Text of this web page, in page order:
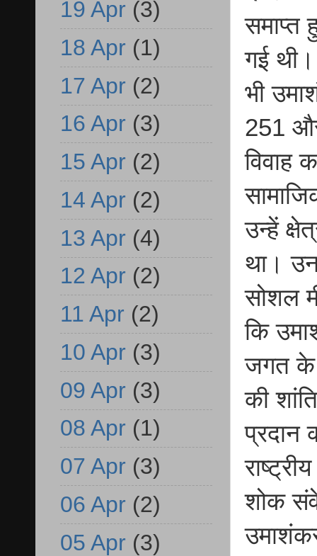
समाप्त
गई
भी
251
विवाह
उन्हें
था।
सोशल
कि
जगत के
की
प्रदान
शोक
19 Apr (3)
18 Apr (1)
17 Apr (2)
16 Apr (3)
15 Apr (2)
14 Apr (2)
13 Apr (4)
12 Apr (2)
11 Apr (2)
10 Apr (3)
09 Apr (3)
08 Apr (1)
07 Apr (3)
06 Apr (2)
05 Apr (3)